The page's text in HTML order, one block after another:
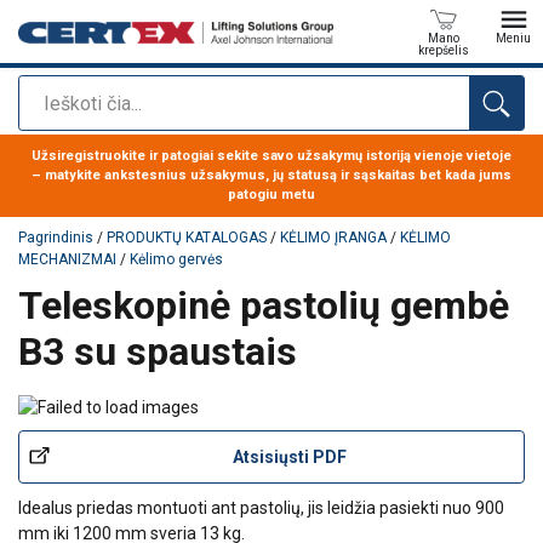
Paieška
Mano
krepšelis
Meniu
Produktas buvo pridėtas prie jūsų užklausos
Užsiregistruokite ir patogiai sekite savo užsakymų istoriją vienoje vietoje
– matykite ankstesnius užsakymus, jų statusą ir sąskaitas bet kada jums
patogiu metu
Pagrindinis / PRODUKTŲ KATALOGAS / KĖLIMO ĮRANGA/ KĖLIMO
MECHANIZMAI / Kėlimo gervės
Teleskopinė pastolių gembė
B3 su spaustais
Atsisiųsti PDF
Idealus priedas montuoti ant pastolių, jis leidžia pasiekti nuo 900
mm iki 1200 mm sveria 13 kg.